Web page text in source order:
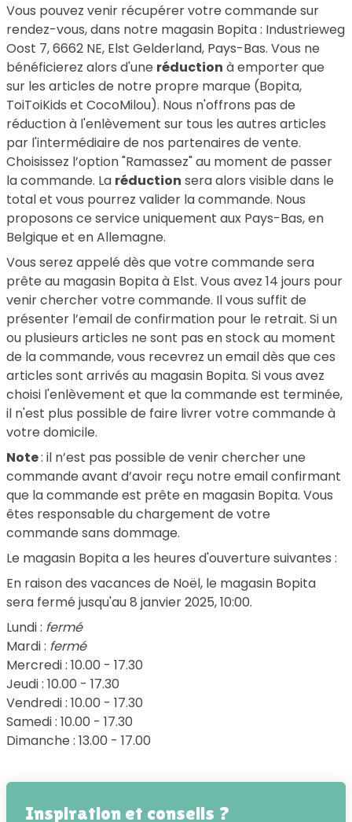
Vous pouvez venir récupérer votre commande sur
rendez-vous, dans notre magasin Bopita : Industrieweg
Oost 7, 6662 NE, Elst Gelderland, Pays-Bas. Vous ne
bénéficierez alors d'une réduction à emporter que
sur les articles de notre propre marque (Bopita,
ToiToiKids et CocoMilou). Nous n'offrons pas de
réduction à l'enlèvement sur tous les autres articles
par l'intermédiaire de nos partenaires de vente.
Choisissez l’option "Ramassez" au moment de passer
la commande. La réduction sera alors visible dans le
total et vous pourrez valider la commande. Nous
proposons ce service uniquement aux Pays-Bas, en
Belgique et en Allemagne.
Vous serez appelé dès que votre commande sera
prête au magasin Bopita à Elst. Vous avez 14 jours pour
venir chercher votre commande. Il vous suffit de
présenter l’email de confirmation pour le retrait. Si un
ou plusieurs articles ne sont pas en stock au moment
de la commande, vous recevrez un email dès que ces
articles sont arrivés au magasin Bopita. Si vous avez
choisi l'enlèvement et que la commande est terminée,
il n'est plus possible de faire livrer votre commande à
votre domicile.
Note: il n’est pas possible de venir chercher une
commande avant d’avoir reçu notre email confirmant
que la commande est prête en magasin Bopita. Vous
êtes responsable du chargement de votre
commande sans dommage.
Le magasin Bopita a les heures d'ouverture suivantes :
En raison des vacances de Noël, le magasin Bopita
sera fermé jusqu'au 8 janvier 2025, 10:00.
Lundi : fermé
Mardi : fermé
Mercredi : 10.00 - 17.30
Jeudi : 10.00 - 17.30
Vendredi : 10.00 - 17.30
Samedi : 10.00 - 17.30
Dimanche : 13.00 - 17.00
Inspiration et conseils ?